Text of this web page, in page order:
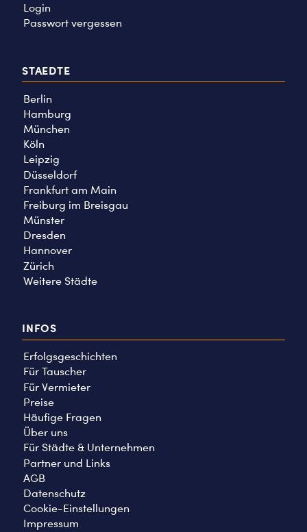
Login
Passwort vergessen
STAEDTE
Berlin
Hamburg
München
Köln
Leipzig
Düsseldorf
Frankfurt am Main
Freiburg im Breisgau
Münster
Dresden
Hannover
Zürich
Weitere Städte
INFOS
Erfolgsgeschichten
Für Tauscher
Für Vermieter
Preise
Häufige Fragen
Über uns
Für Städte & Unternehmen
Partner und Links
AGB
Datenschutz
Cookie-Einstellungen
Impressum